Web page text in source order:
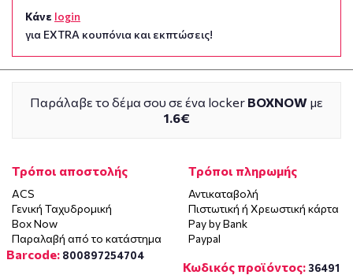
Κάνε login
για EXTRA κουπόνια και εκπτώσεις!
Παράλαβε το δέμα σου σε ένα locker BOXNOW με
1.6€
Τρόποι αποστολής
ACS
Γενική Ταχυδρομική
Box Now
Παραλαβή από το κατάστημα
Τρόποι πληρωμής
Αντικαταβολή
Πιστωτική ή Χρεωστική κάρτα
Pay by Bank
Paypal
Barcode: 800897254704
Κωδικός προϊόντος: 36491